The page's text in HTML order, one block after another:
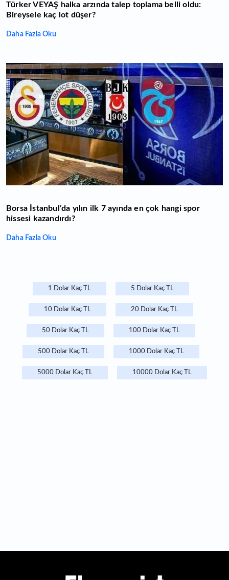
Türker VEYAŞ halka arzında talep toplama belli oldu:
Bireysele kaç lot düşer?
Daha Fazla Oku
Borsa İstanbul’da yılın ilk 7 ayında en çok hangi spor
hissesi kazandırdı?
Daha Fazla Oku
1 Dolar Kaç TL 5 Dolar Kaç TL
10 Dolar Kaç TL 20 Dolar Kaç TL
50 Dolar Kaç TL 100 Dolar Kaç TL
500 Dolar Kaç TL 1000 Dolar Kaç TL
5000 Dolar Kaç TL 10000 Dolar Kaç TL